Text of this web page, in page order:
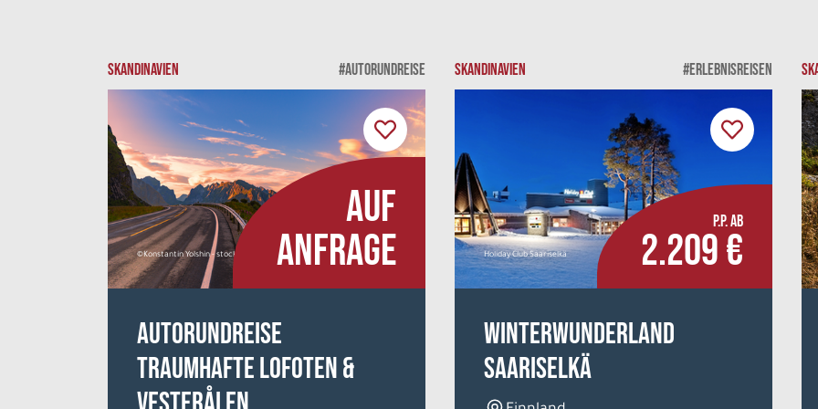
SKANDINAVIEN #AUTORUNDREISE
©Konstantin Yolshin - stock.adobe.com
AUF
ANFRAGE
Autorundreise
Traumhafte Lofoten &
SKANDINAVIEN #ERLEBNISREISEN
Holiday Club Saariselkä
P.P. AB
2.209 €
Winterwunderland
Saariselkä